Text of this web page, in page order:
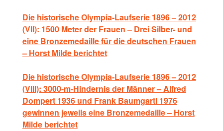
Die historische Olympia-Laufserie 1896 – 2012
(VII): 1500 Meter der Frauen – Drei Silber- und
eine Bronzemedaille für die deutschen Frauen
– Horst Milde berichtet
Die historische Olympia-Laufserie 1896 – 2012
(VIII): 3000-m-Hindernis der Männer – Alfred
Dompert 1936 und Frank Baumgartl 1976
gewinnen jeweils eine Bronzemedaille – Horst
Milde berichtet